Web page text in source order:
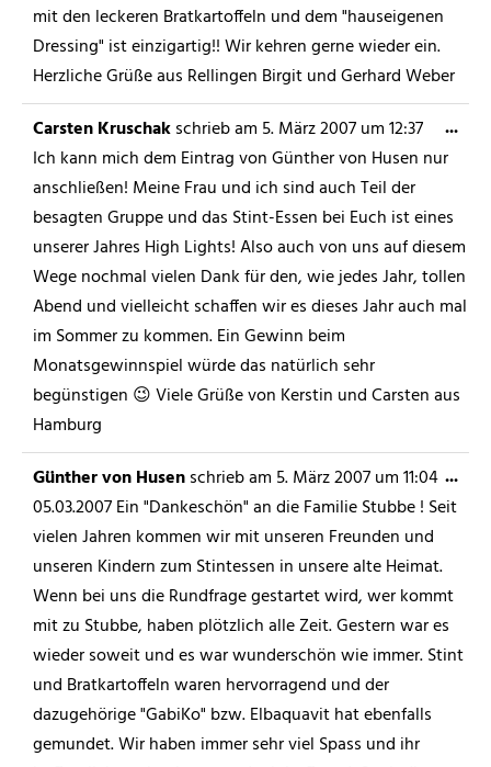
mit den leckeren Bratkartoffeln und dem "hauseigenen
Dressing" ist einzigartig!! Wir kehren gerne wieder ein.
Herzliche Grüße aus Rellingen Birgit und Gerhard Weber
Carsten Kruschakschrieb am 5. März 2007um12:37
Ich kann mich dem Eintrag von Günther von Husen nur
anschließen! Meine Frau und ich sind auch Teil der
besagten Gruppe und das Stint-Essen bei Euch ist eines
unserer Jahres High Lights! Also auch von uns auf diesem
Wege nochmal vielen Dank für den, wie jedes Jahr, tollen
Abend und vielleicht schaffen wir es dieses Jahr auch mal
im Sommer zu kommen. Ein Gewinn beim
Monatsgewinnspiel würde das natürlich sehr
begünstigen 😉 Viele Grüße von Kerstin und Carsten aus
Hamburg
...
Günther von Husenschrieb am 5. März 2007um11:04
05.03.2007 Ein "Dankeschön" an die Familie Stubbe ! Seit
vielen Jahren kommen wir mit unseren Freunden und
unseren Kindern zum Stintessen in unsere alte Heimat.
Wenn bei uns die Rundfrage gestartet wird, wer kommt
mit zu Stubbe, haben plötzlich alle Zeit. Gestern war es
wieder soweit und es war wunderschön wie immer. Stint
und Bratkartoffeln waren hervorragend und der
dazugehörige "GabiKo" bzw. Elbaquavit hat ebenfalls
gemundet. Wir haben immer sehr viel Spass und ihr
...